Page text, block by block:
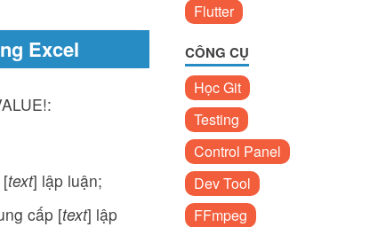
Excel
text] lập luận;
cấp [text] lập
Flutter
CÔNG CỤ
Học Git
Testing
Control Panel
Dev Tool
FFmpeg